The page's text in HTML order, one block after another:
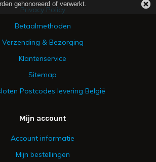
gehonoreerd of verwerkt.
Privacy Policy
Betaalmethoden
Verzending & Bezorging
Klantenservice
Sitemap
Postcodes levering België
Mijn account
Account informatie
Mijn bestellingen